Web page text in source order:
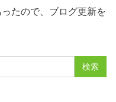
たので、ブログ更新を